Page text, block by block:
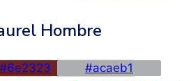
Hombre
#6e2323
#acaeb1